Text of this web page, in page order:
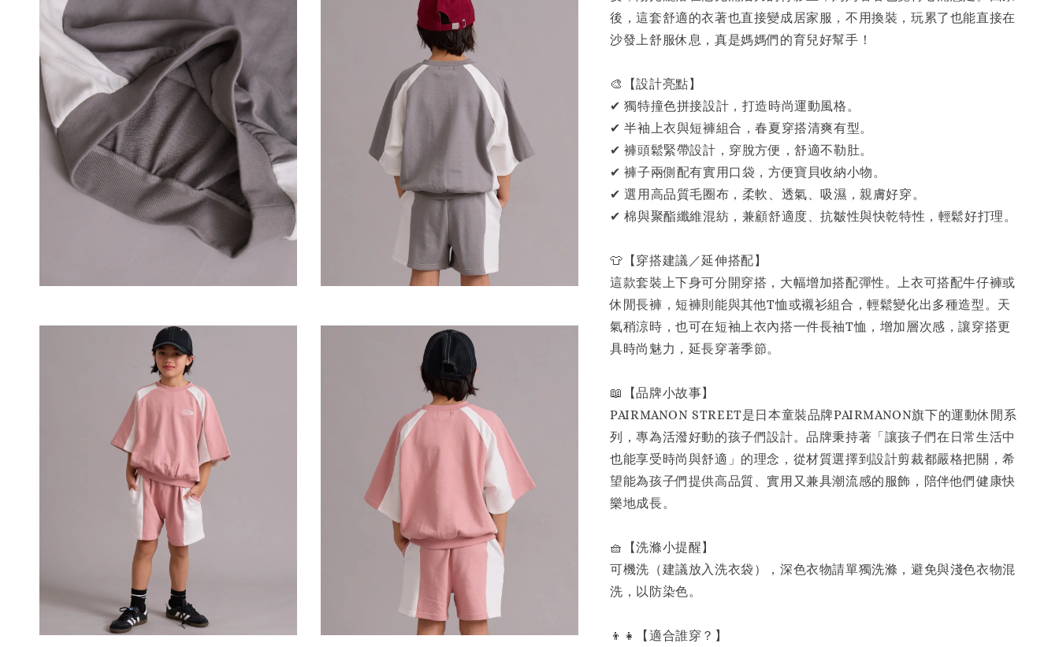
後，這套舒適的衣著也直接變成居家服，不用換裝，玩累了也能直接在
沙發上舒服休息，真是媽媽們的育兒好幫手！
🎨【設計亮點】
✔ 獨特撞色拼接設計，打造時尚運動風格。
✔ 半袖上衣與短褲組合，春夏穿搭清爽有型。
✔ 褲頭鬆緊帶設計，穿脫方便，舒適不勒肚。
✔ 褲子兩側配有實用口袋，方便寶貝收納小物。
✔ 選用高品質毛圈布，柔軟、透氣、吸濕，親膚好穿。
✔ 棉與聚酯纖維混紡，兼顧舒適度、抗皺性與快乾特性，輕鬆好打理。
👕【穿搭建議／延伸搭配】
這款套裝上下身可分開穿搭，大幅增加搭配彈性。上衣可搭配牛仔褲或
休閒長褲，短褲則能與其他T恤或襯衫組合，輕鬆變化出多種造型。天
氣稍涼時，也可在短袖上衣內搭一件長袖T恤，增加層次感，讓穿搭更
具時尚魅力，延長穿著季節。
📖【品牌小故事】
PAIRMANON STREET是日本童裝品牌PAIRMANON旗下的運動休閒系
列，專為活潑好動的孩子們設計。品牌秉持著「讓孩子們在日常生活中
也能享受時尚與舒適」的理念，從材質選擇到設計剪裁都嚴格把關，希
望能為孩子們提供高品質、實用又兼具潮流感的服飾，陪伴他們健康快
樂地成長。
🧺【洗滌小提醒】
可機洗（建議放入洗衣袋），深色衣物請單獨洗滌，避免與淺色衣物混
洗，以防染色。
👦👧【適合誰穿？】